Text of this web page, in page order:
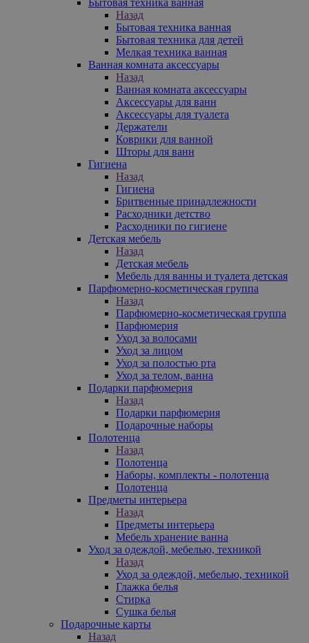
Назад
Бытовая техника ванная
Бытовая техника для детей
Мелкая техника ванная
Ванная комната аксессуары
Назад
Ванная комната аксессуары
Аксессуары для ванн
Аксессуары для туалета
Держатели
Коврики для ванной
Шторы для ванн
Гигиена
Назад
Гигиена
Бритвенные принадлежности
Расходники детство
Расходники по гигиене
Детская мебель
Назад
Детская мебель
Мебель для ванны и туалета детская
Парфюмерно-косметическая группа
Назад
Парфюмерно-косметическая группа
Парфюмерия
Уход за волосами
Уход за лицом
Уход за полостью рта
Уход за телом, ванна
Подарки парфюмерия
Назад
Подарки парфюмерия
Подарочные наборы
Полотенца
Назад
Полотенца
Наборы, комплекты - полотенца
Полотенца
Предметы интерьера
Назад
Предметы интерьера
Мебель хранение ванна
Уход за одеждой, мебелью, техникой
Назад
Уход за одеждой, мебелью, техникой
Глажка белья
Стирка
Сушка белья
Подарочные карты
Назад